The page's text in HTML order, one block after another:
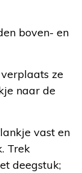
boven- en
ze
naar de
vast en
Trek
deegstuk;